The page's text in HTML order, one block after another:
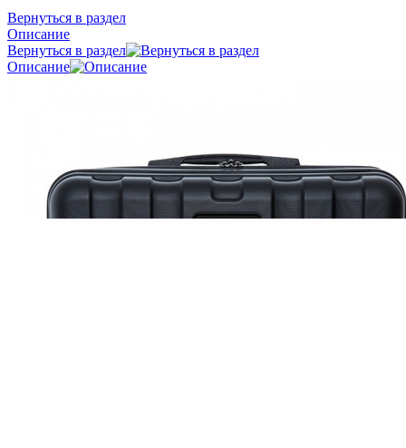
Вернуться в раздел
Описание
Вернуться в раздел
Описание